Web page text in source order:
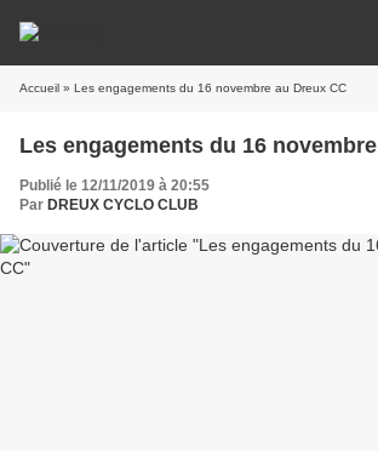
Accueil » Les engagements du 16 novembre au Dreux CC
Les engagements du 16
Publié le 12/11/2019 à 20:55
Par DREUX CYCLO CLUB